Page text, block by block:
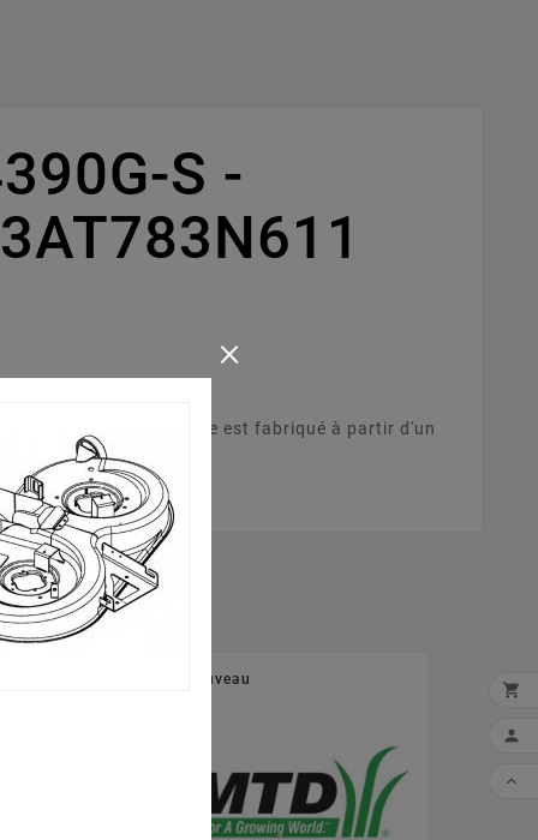
S -
Ce plateau de coupe est fabriqué à partir d'un
Nouveau Nouveau
×


